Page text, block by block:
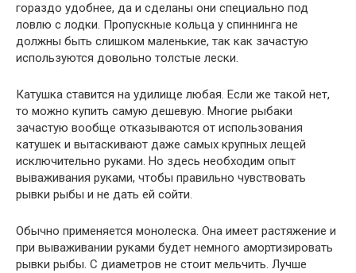
гораздо удобнее, да и сделаны они специально под
ловлю с лодки. Пропускные кольца у спиннинга не
должны быть слишком маленькие, так как зачастую
используются довольно толстые лески.
Катушка ставится на удилище любая. Если же такой нет,
то можно купить самую дешевую. Многие рыбаки
зачастую вообще отказываются от использования
катушек и вытаскивают даже самых крупных лещей
исключительно руками. Но здесь необходим опыт
вываживания руками, чтобы правильно чувствовать
рывки рыбы и не дать ей сойти.
Обычно применяется монолеска. Она имеет растяжение и
при вываживании руками будет немного амортизировать
рывки рыбы. С диаметров не стоит мельчить. Лучше